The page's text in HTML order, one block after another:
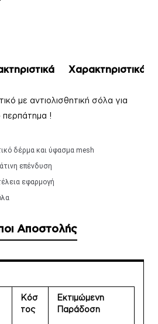
Χαρακτηριστικά
με αντιολισθητική σόλα για
περπάτημα !
δέρμα και ύφασμα mesh
επένδυση
εφαρμογή
Αποστολής
Κόσ
τος
Εκτιμώμενη
Παράδοση